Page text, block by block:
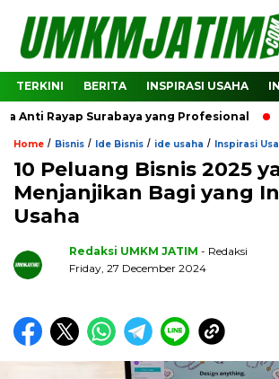
TERKINI BERITA INSPIRASI USAHA
Rayap Surabaya yang Profesional
Home / Bisnis / Ide Bisnis / ide usaha / Inspirasi
10 Peluang Bisnis 2025
Menjanjikan Bagi yang
Usaha
Redaksi UMKM JATIM - Redaksi
Friday, 27 December 2024